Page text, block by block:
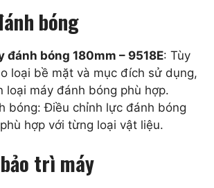
bóng
đánh bóng 180mm – 9518E: Tùy
loại bề mặt và mục đích sử dụng,
loại máy đánh bóng phù hợp.
bóng: Điều chỉnh lực đánh bóng
hợp với từng loại vật liệu.
trì máy